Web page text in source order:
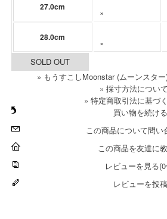
» 採寸方法について
» 特定商取引法に基づ
買い物を続ける
この商品について問い
この商品を友達に
レビューを見る
レビューを投稿
27.0cm
×
28.0cm
×
SOLD OUT
» もうすこしMoonstar (ムーンスタ